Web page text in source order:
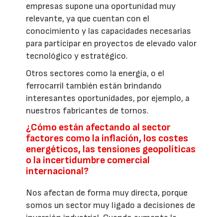
empresas supone una oportunidad muy
relevante, ya que cuentan con el
conocimiento y las capacidades necesarias
para participar en proyectos de elevado valor
tecnológico y estratégico.
Otros sectores como la energía, o el
ferrocarril también están brindando
interesantes oportunidades, por ejemplo, a
nuestros fabricantes de tornos.
¿Cómo están afectando al sector
factores como la inflación, los costes
energéticos, las tensiones geopolíticas
o la incertidumbre comercial
internacional?
Nos afectan de forma muy directa, porque
somos un sector muy ligado a decisiones de